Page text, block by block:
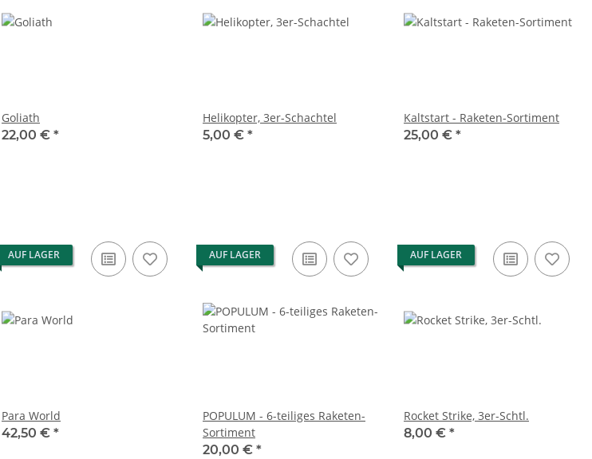
Goliath
22,00 € *
Helikopter, 3er-Schachtel
5,00 € *
Kaltstart - Raketen-Sortiment
25,00 € *
AUF LAGER
Para World
42,50 € *
AUF LAGER
POPULUM - 6-teiliges Raketen-
Sortiment
20,00 € *
AUF LAGER
Rocket Strike, 3er-Schtl.
8,00 € *